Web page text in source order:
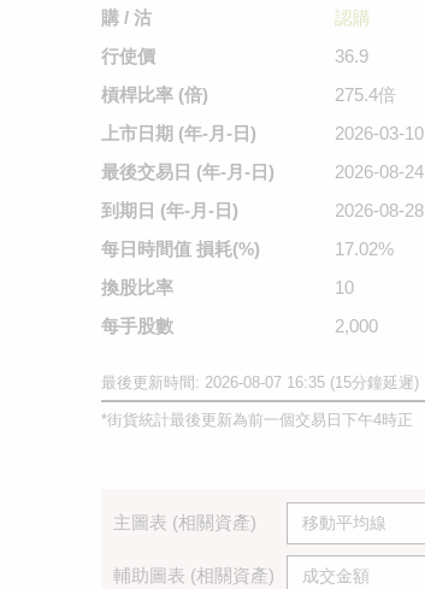
購 / 沽
認購
行使價
36.9
槓桿比率 (倍)
275.4倍
上市日期 (年-月-日)
2026-03-10
最後交易日 (年-月-日)
2026-08-24
到期日 (年-月-日)
2026-08-28
每日時間值 損耗(%)
17.02%
換股比率
10
每手股數
2,000
最後更新時間: 2026-08-07 16:35 (15分鐘延遲)
*街貨統計最後更新為前一個交易日下午4時正
主圖表 (相關資產)
輔助圖表 (相關資產)